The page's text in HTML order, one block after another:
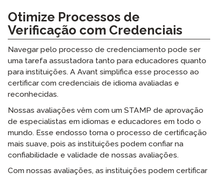
Otimize Processos de
Verificação com Credenciais
Navegar pelo processo de credenciamento pode ser
uma tarefa assustadora tanto para educadores quanto
para instituições. A Avant simplifica esse processo ao
certificar com credenciais de idioma avaliadas e
reconhecidas.
Nossas avaliações vêm com um STAMP de aprovação
de especialistas em idiomas e educadores em todo o
mundo. Esse endosso torna o processo de certificação
mais suave, pois as instituições podem confiar na
confiabilidade e validade de nossas avaliações.
Com nossas avaliações, as instituições podem certificar